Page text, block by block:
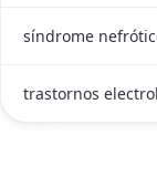
síndrome
trastornos